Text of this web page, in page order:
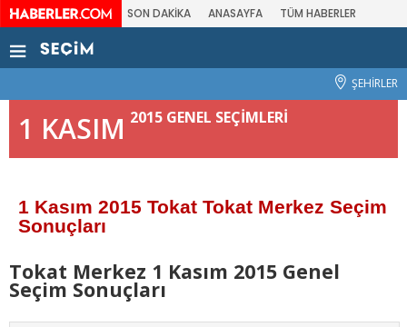
SON DAKİKA ANASAYFA TÜM HABERLER
ŞEHİRLER
1 KASIM 2015 GENEL SEÇİMLERİ
1 Kasım 2015 Tokat Tokat Merkez Seçim
Sonuçları
Tokat Merkez 1 Kasım 2015 Genel
Seçim Sonuçları